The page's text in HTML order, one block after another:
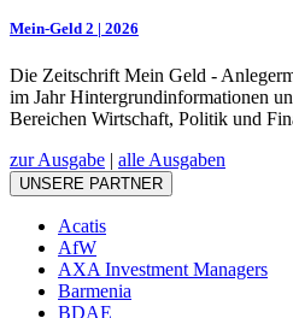
Mein-Geld 2 | 2026
Die Zeitschrift Mein Geld -
im Jahr Hintergrundinformationen
Bereichen Wirtschaft, Politik und
zur Ausgabe | alle Ausgaben
UNSERE PARTNER
Acatis
AfW
AXA Investment Managers
Barmenia
BDAE